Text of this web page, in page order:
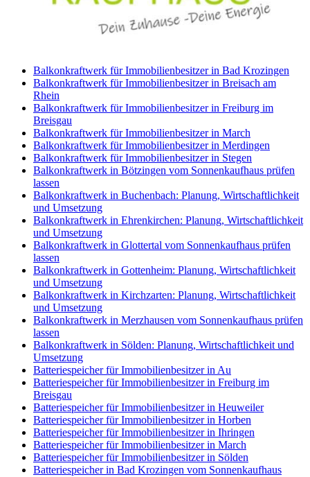
Balkonkraftwerk für Immobilienbesitzer in Bad Krozingen
Balkonkraftwerk für Immobilienbesitzer in Breisach am
Rhein
Balkonkraftwerk für Immobilienbesitzer in Freiburg im
Breisgau
Balkonkraftwerk für Immobilienbesitzer in March
Balkonkraftwerk für Immobilienbesitzer in Merdingen
Balkonkraftwerk für Immobilienbesitzer in Stegen
Balkonkraftwerk in Bötzingen vom Sonnenkaufhaus prüfen
lassen
Balkonkraftwerk in Buchenbach: Planung, Wirtschaftlichkeit
und Umsetzung
Balkonkraftwerk in Ehrenkirchen: Planung, Wirtschaftlichkeit
und Umsetzung
Balkonkraftwerk in Glottertal vom Sonnenkaufhaus prüfen
lassen
Balkonkraftwerk in Gottenheim: Planung, Wirtschaftlichkeit
und Umsetzung
Balkonkraftwerk in Kirchzarten: Planung, Wirtschaftlichkeit
und Umsetzung
Balkonkraftwerk in Merzhausen vom Sonnenkaufhaus prüfen
lassen
Balkonkraftwerk in Sölden: Planung, Wirtschaftlichkeit und
Umsetzung
Batteriespeicher für Immobilienbesitzer in Au
Batteriespeicher für Immobilienbesitzer in Freiburg im
Breisgau
Batteriespeicher für Immobilienbesitzer in Heuweiler
Batteriespeicher für Immobilienbesitzer in Horben
Batteriespeicher für Immobilienbesitzer in Ihringen
Batteriespeicher für Immobilienbesitzer in March
Batteriespeicher für Immobilienbesitzer in Sölden
Batteriespeicher in Bad Krozingen vom Sonnenkaufhaus